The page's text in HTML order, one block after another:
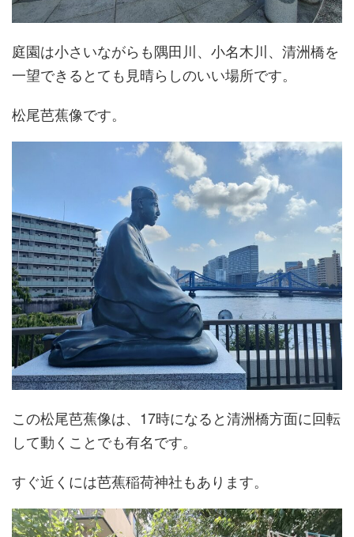
庭園は小さいながらも隅田川、小名木川、清洲橋を
一望できるとても見晴らしのいい場所です。
松尾芭蕉像です。
この松尾芭蕉像は、17時になると清洲橋方面に回転
して動くことでも有名です。
すぐ近くには芭蕉稲荷神社もあります。